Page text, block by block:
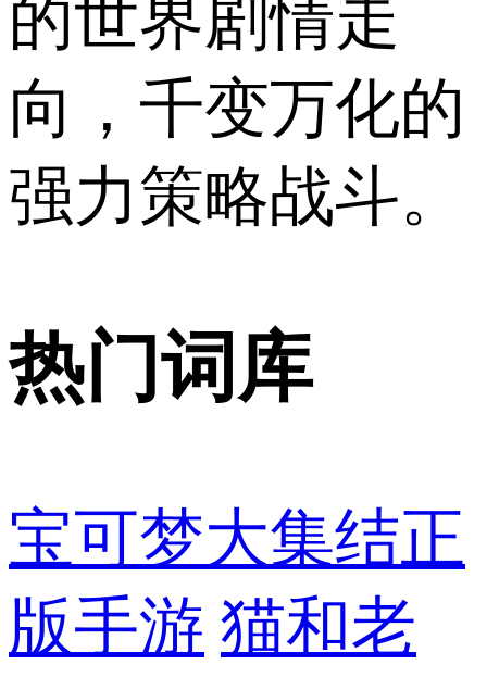
的世界剧情走
向，千变万化的
强力策略战斗。
热门词库
宝可梦大集结正
版手游 猫和老